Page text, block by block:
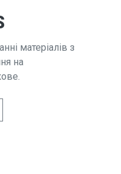
матеріалів з
на